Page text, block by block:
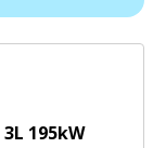
3L 195kW